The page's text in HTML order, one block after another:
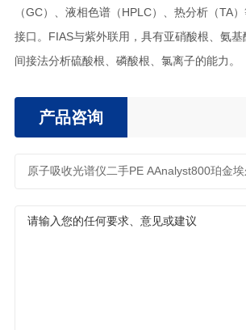
（GC）、液相色谱（HPLC）、热分析（TA
接口。FIAS与紫外联用，具有亚硝酸根、氨
间接法分析硫酸根、磷酸根、氯离子的能力。
产品咨询